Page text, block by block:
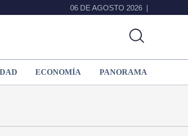
06 DE AGOSTO 2026
ECONOMÍA PANORAMA